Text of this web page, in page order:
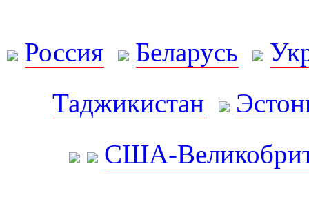
Россия Беларусь
Таджикистан
США-